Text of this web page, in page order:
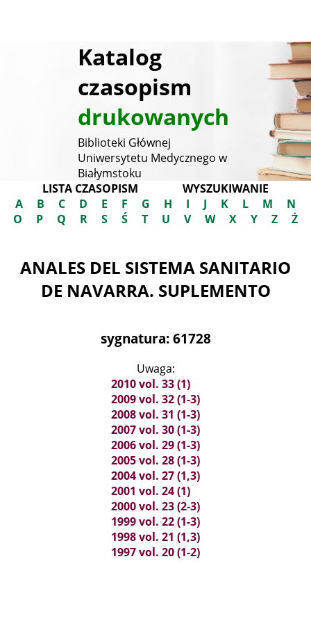
Katalog
czasopism
drukowanych
Biblioteki Głównej
Uniwersytetu Medycznego w
Białymstoku
LISTA CZASOPISM
WYSZUKIWANIE
A
B C D E F G H I J K L M
N
O
P Q R S Ś T U V W X Y Z Ż
ANALES DEL SISTEMA SANITARIO
DE NAVARRA. SUPLEMENTO
sygnatura: 61728
Uwaga:
2010 vol. 33 (1)
2009 vol. 32 (1-3)
2008 vol. 31 (1-3)
2007 vol. 30 (1-3)
2006 vol. 29 (1-3)
2005 vol. 28 (1-3)
2004 vol. 27 (1,3)
2001 vol. 24 (1)
2000 vol. 23 (2-3)
1999 vol. 22 (1-3)
1998 vol. 21 (1,3)
1997 vol. 20 (1-2)